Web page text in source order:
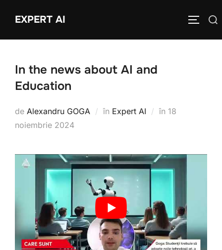
EXPERT AI
Caută
In the news about AI and
Education
de Alexandru GOGA în Expert AI în Publicat
18
noiembrie 2024